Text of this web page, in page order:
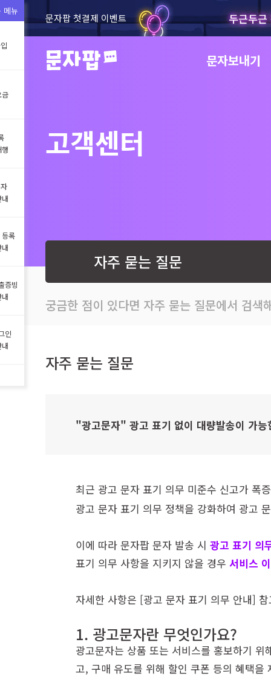
문자팝 첫결제 이벤트 두근두
문자보내기
메뉴
록
증빙
인
고객센터
자주 묻는 질문
궁금한 점이 있다면 자주 묻는 질문에서 검색
자주 묻는 질문
"광고문자" 광고 표기 없이 대량발송이 가능
최근 광고 문자 표기 의무 미준수 신고가 폭
광고 문자 표기 의무 정책을 강화하여 광고
이에 따라 문자팝 문자 발송 시 광고 표기 의
표기 의무 사항을 지키지 않을 경우 서비스
자세한 사항은 [광고 문자 표기 의무 안내]
1. 광고문자란 무엇인가요?
광고문자는 상품 또는 서비스를 홍보하기
고, 구매 유도를 위해 할인 쿠폰 등의 혜택을